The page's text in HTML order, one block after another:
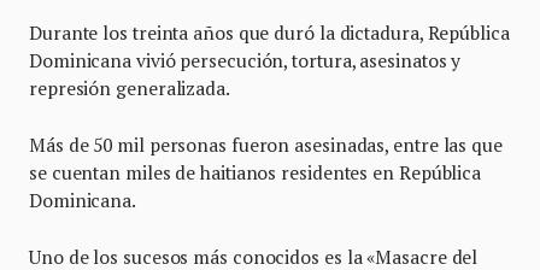
Durante los treinta años que duró la dictadura, República
Dominicana vivió persecución, tortura, asesinatos y
represión generalizada.
Más de 50 mil personas fueron asesinadas, entre las que
se cuentan miles de haitianos residentes en República
Dominicana.
Uno de los sucesos más conocidos es la «Masacre del